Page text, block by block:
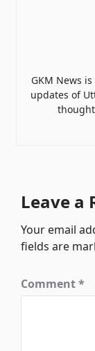
GKM News
updates of
Leave a
Your email
fields are
Comment*